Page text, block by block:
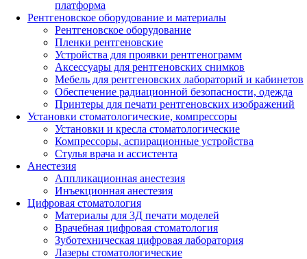
платформа
Рентгеновское оборудование и материалы
Рентгеновское оборудование
Пленки рентгеновские
Устройства для проявки рентгенограмм
Аксессуары для рентгеновских снимков
Мебель для рентгеновских лабораторий и кабинетов
Обеспечение радиационной безопасности, одежда
Принтеры для печати рентгеновских изображений
Установки стоматологические, компрессоры
Установки и кресла стоматологические
Компрессоры, аспирационные устройства
Стулья врача и ассистента
Анестезия
Аппликационная анестезия
Инъекционная анестезия
Цифровая стоматология
Материалы для 3Д печати моделей
Врачебная цифровая стоматология
Зуботехническая цифровая лаборатория
Лазеры стоматологические